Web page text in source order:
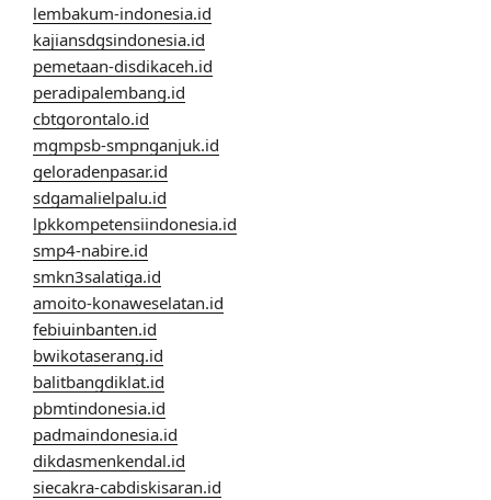
lembakum-indonesia.id
kajiansdgsindonesia.id
pemetaan-disdikaceh.id
peradipalembang.id
cbtgorontalo.id
mgmpsb-smpnganjuk.id
geloradenpasar.id
sdgamalielpalu.id
lpkkompetensiindonesia.id
smp4-nabire.id
smkn3salatiga.id
amoito-konaweselatan.id
febiuinbanten.id
bwikotaserang.id
balitbangdiklat.id
pbmtindonesia.id
padmaindonesia.id
dikdasmenkendal.id
siecakra-cabdiskisaran.id